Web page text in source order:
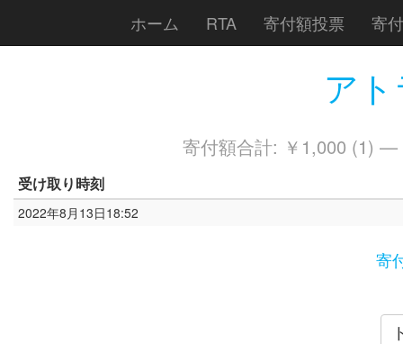
ホーム RTA 寄付額投票 寄
ア
寄付額合計: ￥1,000 (1) —
受け取り時刻
2022年8月13日18:52
寄